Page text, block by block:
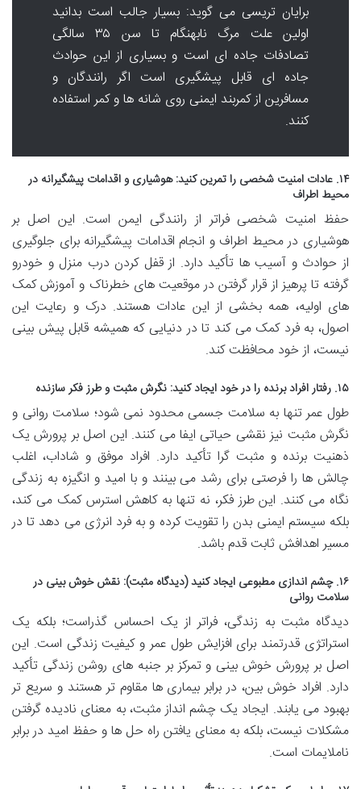
برایان تریسی می گوید: بسیار جالب است بدانید
اولین علت مرگ نابهنگام تا سن ۳۵ سالگی
تصادفات جاده ای است و بسیاری از این حوادث
جاده ای قابل پیشگیری است اگر رانندگان و
مسافرین از کمربند ایمنی روی شانه ها و کمر استفاده
کنند.
۱۴. عادات امنیت شخصی را تمرین کنید: هوشیاری و اقدامات پیشگیرانه در
محیط اطراف
حفظ امنیت شخصی فراتر از رانندگی ایمن است. این اصل بر
هوشیاری در محیط اطراف و انجام اقدامات پیشگیرانه برای جلوگیری
از حوادث و آسیب ها تأکید دارد. از قفل کردن درب منزل و خودرو
گرفته تا پرهیز از قرار گرفتن در موقعیت های خطرناک و آموزش کمک
های اولیه، همه بخشی از این عادات هستند. درک و رعایت این
اصول، به فرد کمک می کند تا در دنیایی که همیشه قابل پیش بینی
نیست، از خود محافظت کند.
۱۵. رفتار افراد برنده را در خود ایجاد کنید: نگرش مثبت و طرز فکر سازنده
طول عمر تنها به سلامت جسمی محدود نمی شود؛ سلامت روانی و
نگرش مثبت نیز نقشی حیاتی ایفا می کنند. این اصل بر پرورش یک
ذهنیت برنده و مثبت گرا تأکید دارد. افراد موفق و شاداب، اغلب
چالش ها را فرصتی برای رشد می بینند و با امید و انگیزه به زندگی
نگاه می کنند. این طرز فکر، نه تنها به کاهش استرس کمک می کند،
بلکه سیستم ایمنی بدن را تقویت کرده و به فرد انرژی می دهد تا در
مسیر اهدافش ثابت قدم باشد.
۱۶. چشم اندازی مطبوعی ایجاد کنید (دیدگاه مثبت): نقش خوش بینی در
سلامت روانی
دیدگاه مثبت به زندگی، فراتر از یک احساس گذراست؛ بلکه یک
استراتژی قدرتمند برای افزایش طول عمر و کیفیت زندگی است. این
اصل بر پرورش خوش بینی و تمرکز بر جنبه های روشن زندگی تأکید
دارد. افراد خوش بین، در برابر بیماری ها مقاوم تر هستند و سریع تر
بهبود می یابند. ایجاد یک چشم انداز مثبت، به معنای نادیده گرفتن
مشکلات نیست، بلکه به معنای یافتن راه حل ها و حفظ امید در برابر
ناملایمات است.